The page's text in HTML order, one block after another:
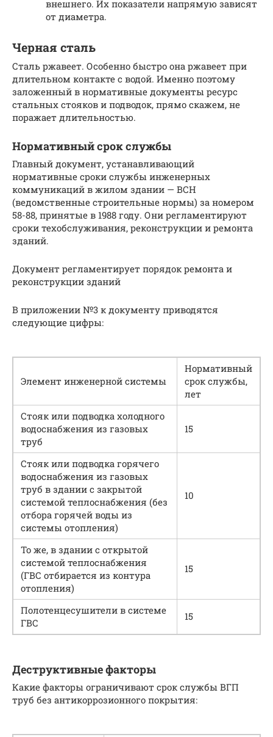
внешнего. Их показатели напрямую зависят
от диаметра.
Черная сталь
Сталь ржавеет. Особенно быстро она ржавеет при
длительном контакте с водой. Именно поэтому
заложенный в нормативные документы ресурс
стальных стояков и подводок, прямо скажем, не
поражает длительностью.
Нормативный срок службы
Главный документ, устанавливающий
нормативные сроки службы инженерных
коммуникаций в жилом здании — ВСН
(ведомственные строительные нормы) за номером
58-88, принятые в 1988 году. Они регламентируют
сроки техобслуживания, реконструкции и ремонта
зданий.
Документ регламентирует порядок ремонта и
реконструкции зданий
В приложении №3 к документу приводятся
следующие цифры:
Элемент инженерной системы
Нормативный
срок службы,
лет
Стояк или подводка холодного
водоснабжения из газовых
труб
15
Стояк или подводка горячего
водоснабжения из газовых
труб в здании с закрытой
системой теплоснабжения (без
отбора горячей воды из
системы отопления)
10
То же, в здании с открытой
системой теплоснабжения
(ГВС отбирается из контура
отопления)
15
Полотенцесушители в системе
ГВС
15
Деструктивные факторы
Какие факторы ограничивают срок службы ВГП
труб без антикоррозионного покрытия: